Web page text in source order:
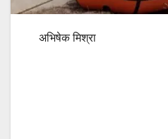
अभिषेक मिश्रा